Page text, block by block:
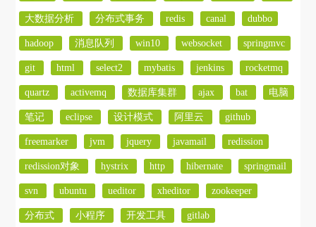
大数据分析 分布式事务 redis canal dubbo
hadoop 消息队列 win10 websocket springmvc
git html select2 mybatis jenkins rocketmq
quartz activemq 数据库集群 ajax bat 电脑
笔记 eclipse 设计模式 阿里云 github
freemarker jvm jquery javamail redission
redission对象 hystrix http hibernate springmail
svn ubuntu ueditor xheditor zookeeper
分布式 小程序 开发工具 gitlab